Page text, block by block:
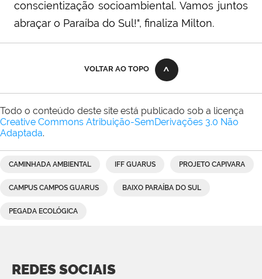
conscientização socioambiental. Vamos juntos
abraçar o Paraíba do Sul!", finaliza Milton.
VOLTAR AO TOPO
Todo o conteúdo deste site está publicado sob a licença
Creative Commons Atribuição-SemDerivações 3.0 Não
Adaptada.
CAMINHADA AMBIENTAL IFF GUARUS PROJETO CAPIVARA
CAMPUS CAMPOS GUARUS BAIXO PARAÍBA DO SUL
PEGADA ECOLÓGICA
REDES SOCIAIS